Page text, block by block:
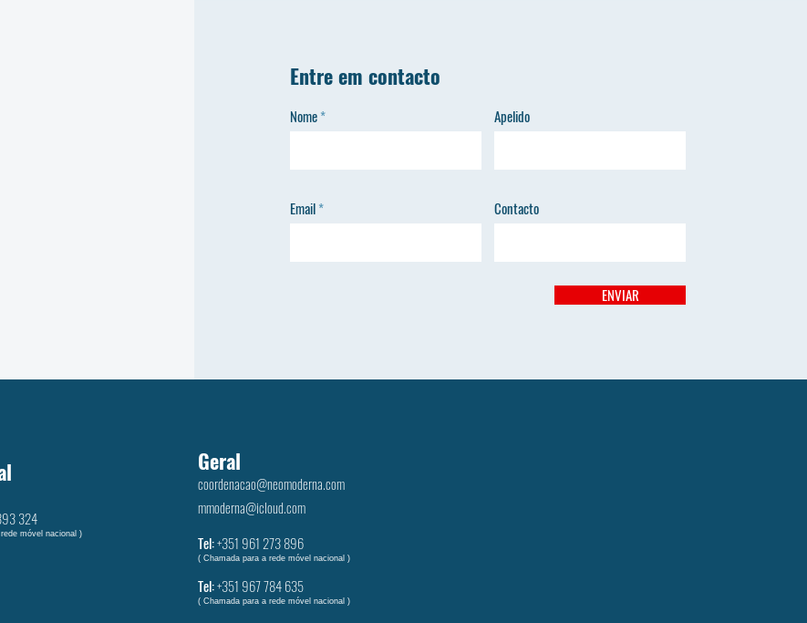
Entre em contacto
Nome Apelido
Email Contacto
ENVIAR
324
móvel nacional )
Geral
coordenacao@neomoderna.com
mmoderna@icloud.com
Tel:+351 961 273 896
( Chamada para a rede móvel nacional )
Tel:+351 ‭967 784 635‬
( Chamada para a rede móvel nacional )